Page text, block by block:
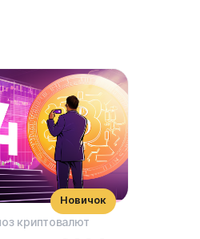
криптовалют
Новичок